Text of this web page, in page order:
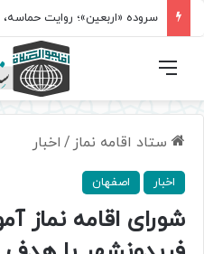
فهرست
ستاد اقامه نماز / اخبار
اخبار اصفهان
شورای اقامه نماز